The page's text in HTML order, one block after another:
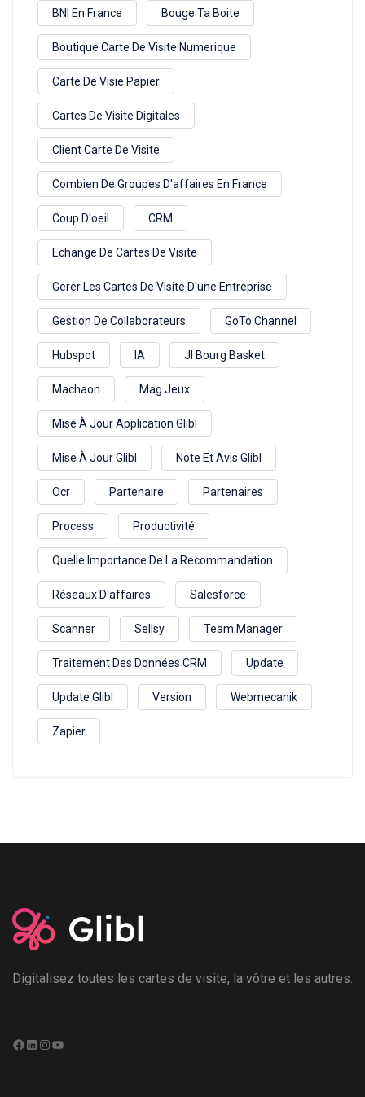
BNI En France Bouge Ta Boite
Boutique Carte De Visite Numerique
Carte De Visie Papier
Cartes De Visite Digitales
Client Carte De Visite
Combien De Groupes D'affaires En France
Coup D'oeil CRM
Echange De Cartes De Visite
Gerer Les Cartes De Visite D'une Entreprise
Gestion De Collaborateurs GoTo Channel
Hubspot IA Jl Bourg Basket
Machaon Mag Jeux
Mise À Jour Application Glibl
Mise À Jour Glibl Note Et Avis Glibl
Ocr Partenaire Partenaires
Process Productivité
Quelle Importance De La Recommandation
Réseaux D'affaires Salesforce
Scanner Sellsy Team Manager
Traitement Des Données CRM Update
Update Glibl Version Webmecanik
Zapier
Digitalisez toutes les cartes de visite, la vôtre et les autres.
Facebook
LinkedIn
Instagram